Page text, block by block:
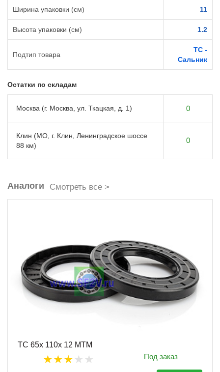
Ширина упаковки (см) 11
Высота упаковки (см) 1.2
Подтип товара
TC -
Сальник
Остатки по складам
Москва (г. Москва, ул. Ткацкая, д. 1) 0
Клин (МО, г. Клин, Ленинградское шоссе
88 км)
0
Аналоги Смотреть все >
TC 65x 110x 12 MTM
Под заказ